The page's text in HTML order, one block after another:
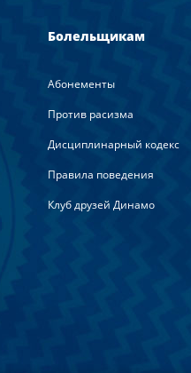
Болельщикам
Абонементы
Против расизма
Дисциплинарный кодекс
Правила поведения
Клуб друзей Динамо